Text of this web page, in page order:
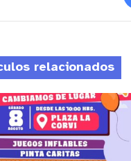
relacionados